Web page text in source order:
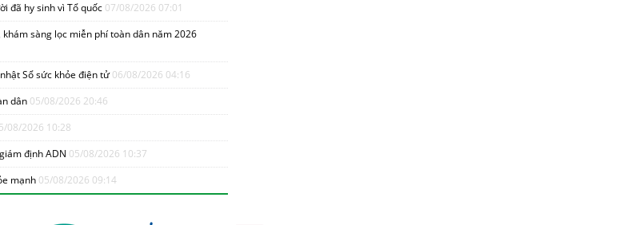
đã hy sinh vì Tổ quốc 07/08/2026 07:01
sàng lọc miễn phí toàn dân năm 2026
Sổ sức khỏe điện tử06/08/2026 04:16
dân 05/08/2026 20:46
08/2026 10:28
định ADN 05/08/2026 10:37
mạnh 05/08/2026 09:14